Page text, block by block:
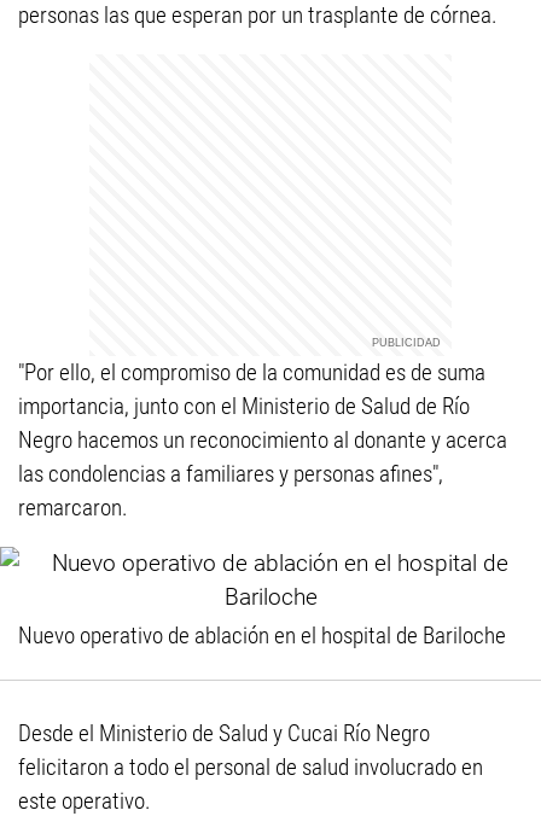
personas las que esperan por un trasplante de córnea.
"Por ello, el compromiso de la comunidad es de suma
importancia, junto con el Ministerio de Salud de Río
Negro hacemos un reconocimiento al donante y acerca
las condolencias a familiares y personas afines",
remarcaron.
Nuevo operativo de ablación en el hospital de Bariloche
Desde el Ministerio de Salud y Cucai Río Negro
felicitaron a todo el personal de salud involucrado en
este operativo.